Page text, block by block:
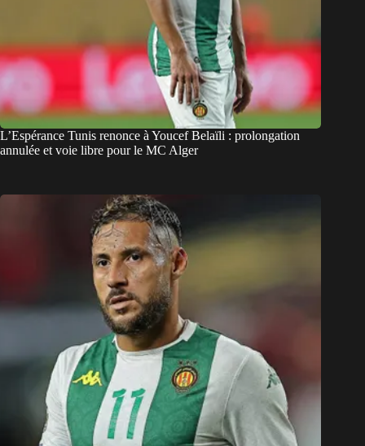
L’Espérance Tunis renonce à Youcef Belaïli : prolongation
annulée et voie libre pour le MC Alger